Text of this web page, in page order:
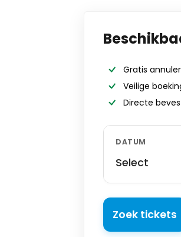
Gratis
Veilige
Directe
DATUM
Select
Zoek tickets